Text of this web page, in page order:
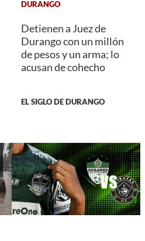
DURANGO
Detienen a Juez de
Durango con un millón
de pesos y un arma; lo
acusan de cohecho
EL SIGLO DE DURANGO